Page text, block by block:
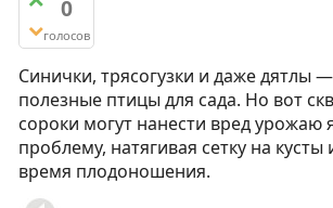
0
голосов
Синички, трясогузки и даже дятлы
полезные птицы для сада. Но вот
сороки могут нанести вред урожаю
проблему, натягивая сетку на кусты
время плодоношения.